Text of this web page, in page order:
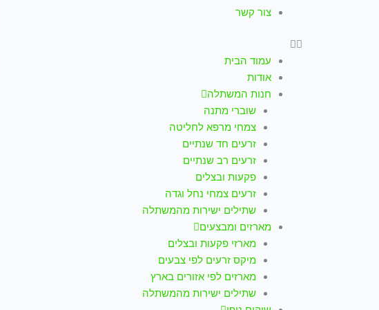
צור קשר
עמוד הבית
אודות
חנות המשתלה
שוברי מתנה
צמחי מרפא לחליטה
זרעים חד שנתיים
זרעים רב שנתיים
פקעות ובצלים
זרעים צמחי נחל וגדה
שתילים ישירות מהמשתלה
מארזים ומבצעים
מארזי פקעות ובצלים
מיקס זרעים לפי צבעים
מארזים לפי אזורים בארץ
שתילים ישירות מהמשתלה